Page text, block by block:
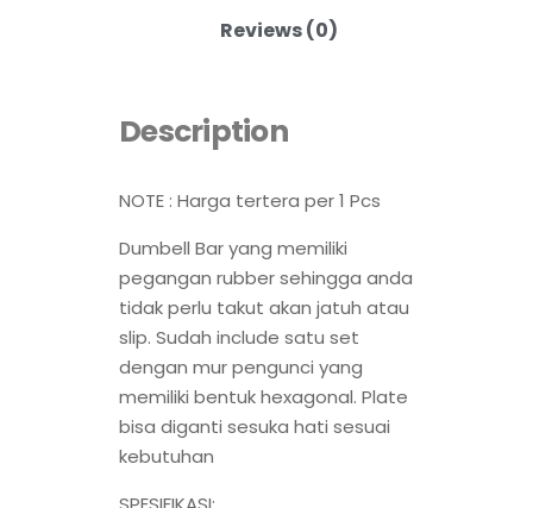
Reviews (0)
Description
NOTE : Harga tertera per 1 Pcs
Dumbell Bar yang memiliki
pegangan rubber sehingga anda
tidak perlu takut akan jatuh atau
slip. Sudah include satu set
dengan mur pengunci yang
memiliki bentuk hexagonal. Plate
bisa diganti sesuka hati sesuai
kebutuhan